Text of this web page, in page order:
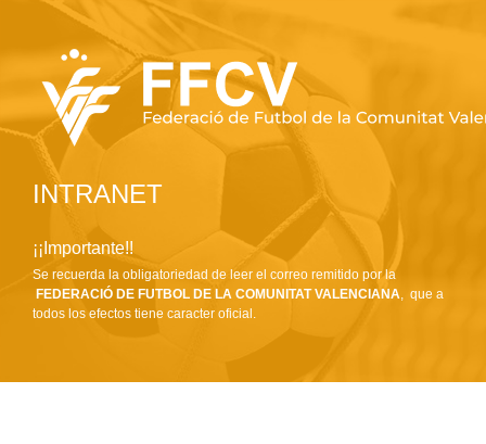
INTRANET
¡¡Importante!!
Se recuerda la obligatoriedad de leer el correo remitido por la
FEDERACIÓ DE FUTBOL DE LA COMUNITAT VALENCIANA, que a
todos los efectos tiene caracter oficial.